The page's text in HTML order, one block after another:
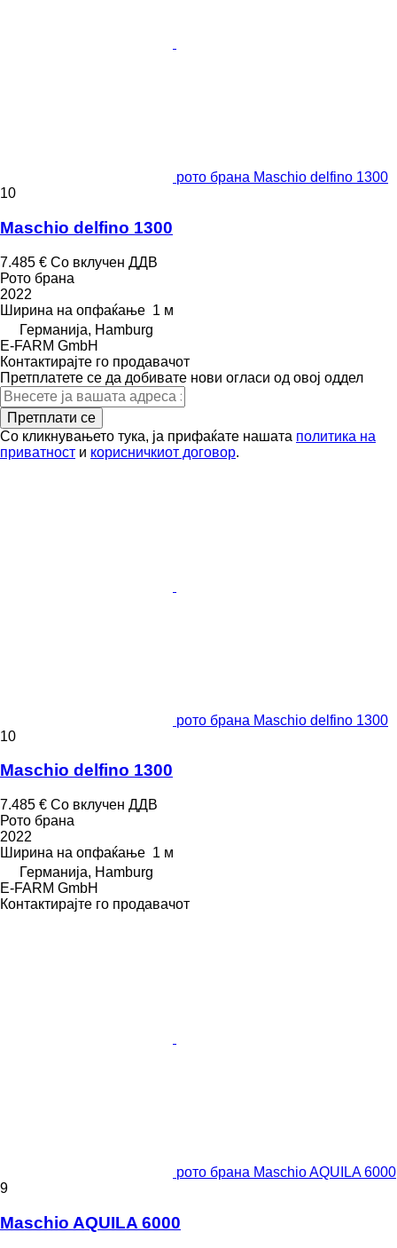
рото брана Maschio delfino 1300
10
Maschio delfino 1300
7.485 € Со вклучен ДДВ
Рото брана
2022
Ширина на опфаќање 1 м
Германија, Hamburg
E-FARM GmbH
Контактирајте го продавачот
Претплатете се да добивате нови огласи од овој оддел
Претплати се
Со кликнувањето тука, ја прифаќате нашата политика на
приватност и корисничкиот договор.
рото брана Maschio delfino 1300
10
Maschio delfino 1300
7.485 € Со вклучен ДДВ
Рото брана
2022
Ширина на опфаќање 1 м
Германија, Hamburg
E-FARM GmbH
Контактирајте го продавачот
рото брана Maschio AQUILA 6000
9
Maschio AQUILA 6000